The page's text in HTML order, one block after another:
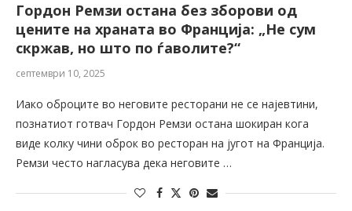
Гордон Ремзи остана без зборови од
цените на храната во Франција: „Не сум
скржав, но што по ѓаволите?“
септември 10, 2025
Иако оброците во неговите ресторани не се најевтини,
познатиот готвач Гордон Ремзи остана шокиран кога
виде колку чини оброк во ресторан на југот на Франција.
Ремзи често нагласува дека неговите …